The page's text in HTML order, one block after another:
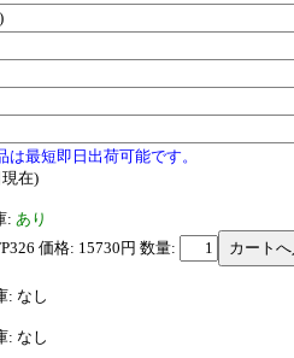
は最短即日出荷可能です。
在)
: あり
価格: 15730円 数量:
: なし
: なし